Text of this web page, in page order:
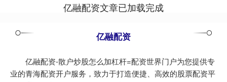
亿融配资文章已加载完成
亿融配资
亿融配资-散户炒股怎么加杠杆=配资世界门户为您提供专
业的青海配资开户服务，致力于打造便捷、高效的股票配资平